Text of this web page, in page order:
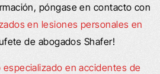
póngase en contacto con
en lesiones personales en
de abogados Shafer!
especializado en accidentes de